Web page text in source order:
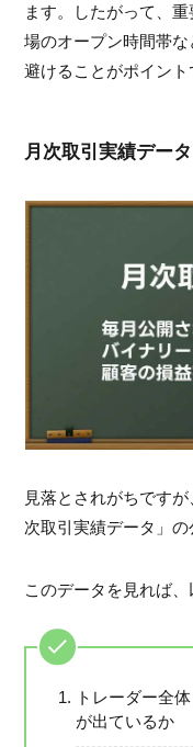
ます。したがって、
場のオープン時間帯
避けることがポイント
月次取引実績デー
見落とされがちです
次取引実績データ」の
このデータを見れば、
トレーダー全
が出ているか